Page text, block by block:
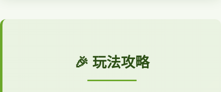
🎉 玩法攻略